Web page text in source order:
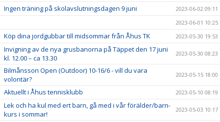
Ingen träning på skolavslutningsdagen 9 juni
2023-06-02 09:11
2023-06-01 10:25
Köp dina jordgubbar till midsommar från Åhus TK 2023-05-30 19:53
Invigning av de nya grusbanorna på Täppet den 17 juni
kl. 12.00 – ca 13.30
2023-05-30 08:23
Bilmånsson Open (Outdoor) 10-16/6 - vill du vara
volontär?
2023-05-15 18:00
Aktuellt i Åhus tennisklubb 2023-05-10 08:19
Lek och ha kul med ert barn, gå med i vår förälder/barn-
kurs i sommar!
2023-05-03 10:17